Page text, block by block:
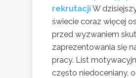
rekrutacjiW
świecie coraz więcej
przed wyzwaniem
zaprezentowania się
pracy. List
często niedoceniany,